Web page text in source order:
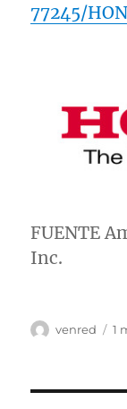
77245/
FUENTE
Inc.
Autor
venred 1